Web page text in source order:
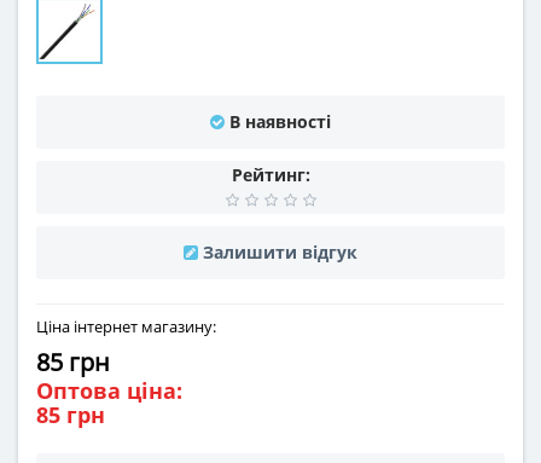
В наявності
Рейтинг:
Залишити відгук
Ціна інтернет магазину:
85 грн
Оптова ціна:
85 грн